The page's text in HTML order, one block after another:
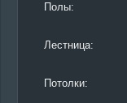
Полы:
Лестница:
Потолки: